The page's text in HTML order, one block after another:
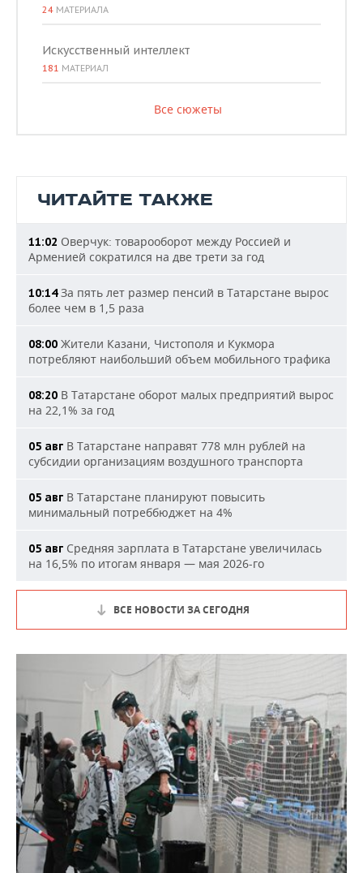
24 МАТЕРИАЛА
Искусственный интеллект
181 МАТЕРИАЛ
Все сюжеты
ЧИТАЙТЕ ТАКЖЕ
11:02 Оверчук: товарооборот между Россией и
Арменией сократился на две трети за год
10:14За пять лет размер пенсий в Татарстане вырос
более чем в 1,5 раза
08:00 Жители Казани, Чистополя и Кукмора
потребляют наибольший объем мобильного трафика
08:20 В Татарстане оборот малых предприятий вырос
на 22,1% за год
05 авг В Татарстане направят 778 млн рублей на
субсидии организациям воздушного транспорта
05 авг В Татарстане планируют повысить
минимальный потреббюджет на 4%
05 авг Средняя зарплата в Татарстане увеличилась
на 16,5% по итогам января — мая 2026-го
ВСЕ НОВОСТИ ЗА СЕГОДНЯ